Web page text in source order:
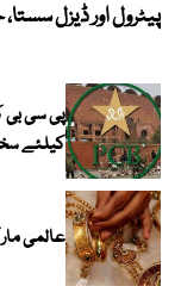
پیٹرول اور ڈیزل
پی سی بی
کیلئے
عالمی